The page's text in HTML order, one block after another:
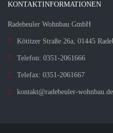
KONTAKTINFORMATIONEN
Radebeuler Wohnbau GmbH
Kötitzer Straße 26a, 01445
Telefon: 0351-2061666
Telefax: 0351-2061667
kontakt@radebeuler-wohnbau.de